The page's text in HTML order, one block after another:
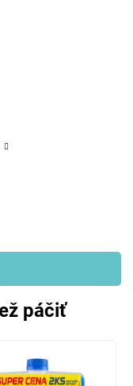
páčiť